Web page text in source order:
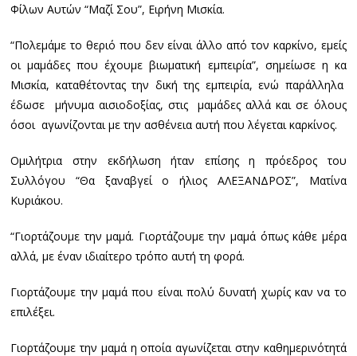
Φίλων Αυτών “Μαζί Σου”, Ειρήνη Μισκία.
“Πολεμάμε το θεριό που δεν είναι άλλο από τον καρκίνο, εμείς
οι μαμάδες που έχουμε βιωματική εμπειρία”, σημείωσε η κα
Μισκία, καταθέτοντας την δική της εμπειρία, ενώ παράλληλα
έδωσε μήνυμα αισιοδοξίας, στις μαμάδες αλλά και σε όλους
όσοι αγωνίζονται με την ασθένεια αυτή που λέγεται καρκίνος.
Ομιλήτρια στην εκδήλωση ήταν επίσης η πρόεδρος του
Συλλόγου “Θα ξαναβγεί ο ήλιος ΑΛΕΞΑΝΔΡΟΣ”, Ματίνα
Κυριάκου.
“Γιορτάζουμε την μαμά. Γιορτάζουμε την μαμά όπως κάθε μέρα
αλλά, με έναν ιδιαίτερο τρόπο αυτή τη φορά.
Γιορτάζουμε την μαμά που είναι πολύ δυνατή χωρίς καν να το
επιλέξει.
Γιορτάζουμε την μαμά η οποία αγωνίζεται στην καθημερινότητά